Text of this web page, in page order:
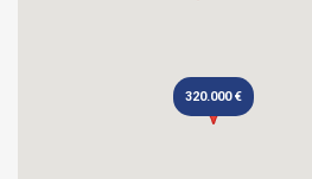
320.000 €